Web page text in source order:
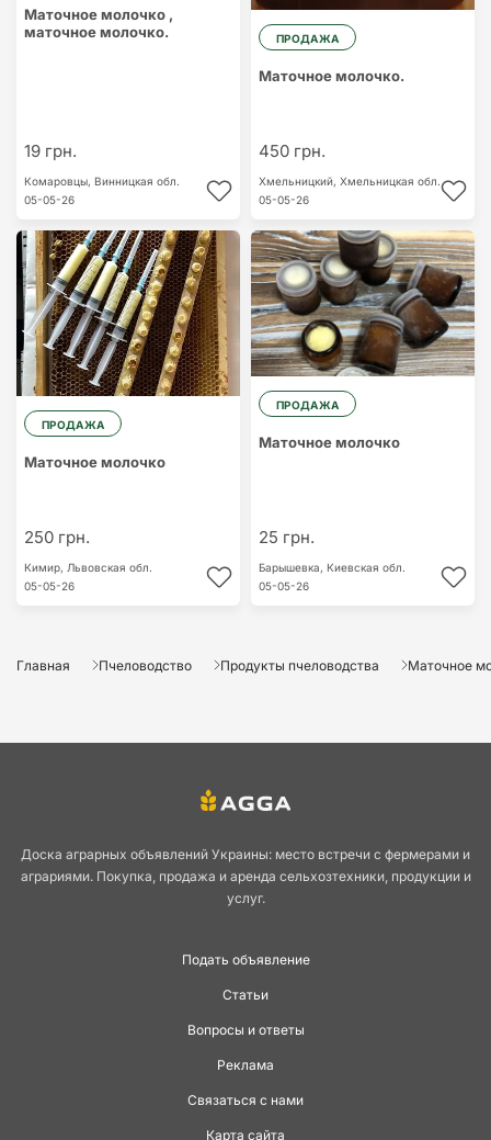
Маточное молочко ,
маточное молочко.
19 грн.
Комаровцы, Винницкая обл.
05-05-26
ПРОДАЖА
Маточное молочко.
450 грн.
Хмельницкий, Хмельницкая обл.
05-05-26
ПРОДАЖА
Маточное молочко
250 грн.
Кимир, Львовская обл.
05-05-26
ПРОДАЖА
Маточное молочко
25 грн.
Барышевка, Киевская обл.
05-05-26
Главная Пчеловодство Продукты пчеловодства Маточное
Доска аграрных объявлений Украины: место встречи с фермерами и
аграриями. Покупка, продажа и аренда сельхозтехники, продукции и
услуг.
Подать объявление
Статьи
Вопросы и ответы
Реклама
Связаться с нами
Карта сайта